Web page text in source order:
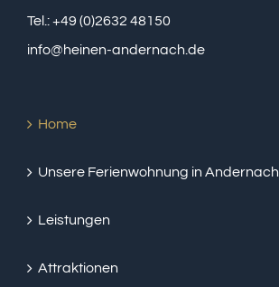
Tel.: +49 (0)2632 48150
info@heinen-andernach.de
Home
Unsere Ferienwohnung in Andernach
Leistungen
Attraktionen